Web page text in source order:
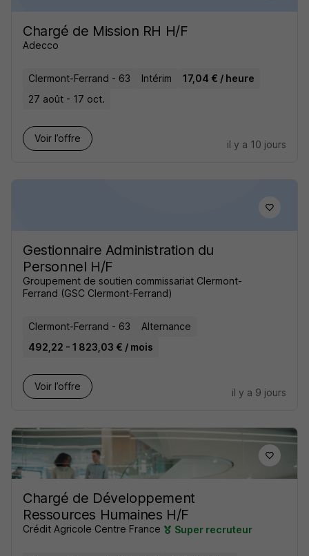
Chargé de Mission RH H/F
Adecco
Clermont-Ferrand - 63 Intérim
17,04 € / heure
27 août - 17 oct.
Voir l’offre
il y a 10 jours
Gestionnaire Administration du
Personnel H/F
Groupement de soutien commissariat Clermont-
Ferrand (GSC Clermont-Ferrand)
Clermont-Ferrand - 63
Alternance
492,22 - 1 823,03 € / mois
Voir l’offre
il y a 9 jours
Chargé de Développement
Ressources Humaines H/F
Crédit Agricole Centre France Super recruteur